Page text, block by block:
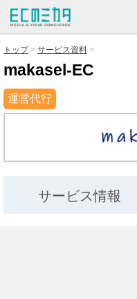
トップ サービス資料
makasel-EC
運営代行
サービス情報